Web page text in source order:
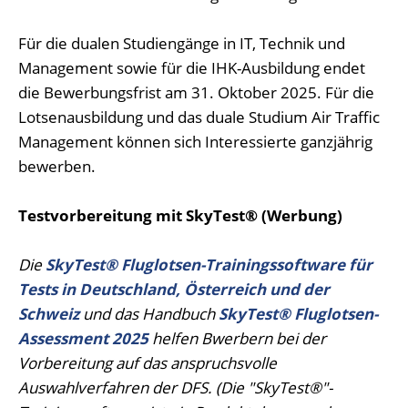
Für die dualen Studiengänge in IT, Technik und
Management sowie für die IHK-Ausbildung endet
die Bewerbungsfrist am 31. Oktober 2025. Für die
Lotsenausbildung und das duale Studium Air Traffic
Management können sich Interessierte ganzjährig
bewerben.
Testvorbereitung mit SkyTest® (Werbung)
DieSkyTest® Fluglotsen-Trainingssoftware für
Tests in Deutschland, Österreich und der
Schweizund das HandbuchSkyTest® Fluglotsen-
Assessment 2025helfen Bwerbern bei der
Vorbereitung auf das anspruchsvolle
Auswahlverfahren der DFS. (Die "SkyTest®"-